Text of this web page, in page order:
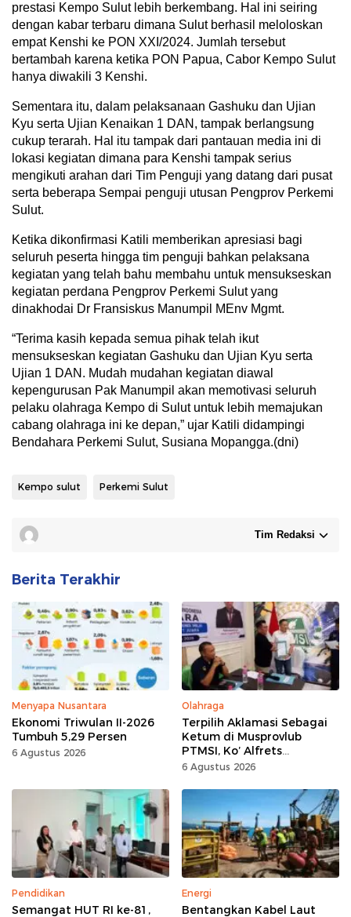
prestasi Kempo Sulut lebih berkembang. Hal ini seiring
dengan kabar terbaru dimana Sulut berhasil meloloskan
empat Kenshi ke PON XXI/2024. Jumlah tersebut
bertambah karena ketika PON Papua, Cabor Kempo Sulut
hanya diwakili 3 Kenshi.
Sementara itu, dalam pelaksanaan Gashuku dan Ujian
Kyu serta Ujian Kenaikan 1 DAN, tampak berlangsung
cukup terarah. Hal itu tampak dari pantauan media ini di
lokasi kegiatan dimana para Kenshi tampak serius
mengikuti arahan dari Tim Penguji yang datang dari pusat
serta beberapa Sempai penguji utusan Pengprov Perkemi
Sulut.
Ketika dikonfirmasi Katili memberikan apresiasi bagi
seluruh peserta hingga tim penguji bahkan pelaksana
kegiatan yang telah bahu membahu untuk mensukseskan
kegiatan perdana Pengprov Perkemi Sulut yang
dinakhodai Dr Fransiskus Manumpil MEnv Mgmt.
“Terima kasih kepada semua pihak telah ikut
mensukseskan kegiatan Gashuku dan Ujian Kyu serta
Ujian 1 DAN. Mudah mudahan kegiatan diawal
kepengurusan Pak Manumpil akan memotivasi seluruh
pelaku olahraga Kempo di Sulut untuk lebih memajukan
cabang olahraga ini ke depan,” ujar Katili didampingi
Bendahara Perkemi Sulut, Susiana Mopangga.(dni)
Kempo sulut Perkemi Sulut
Tim Redaksi
Berita Terakhir
Menyapa Nusantara
Ekonomi Triwulan II-2026
Tumbuh 5,29 Persen
6 Agustus 2026
Olahraga
Terpilih Aklamasi Sebagai
Ketum di Musprovlub
PTMSI, Ko’ Alfrets
Rumawas Siap Gairahkan
6 Agustus 2026
Pendidikan
Semangat HUT RI ke-81,
Energi
Bentangkan Kabel Laut